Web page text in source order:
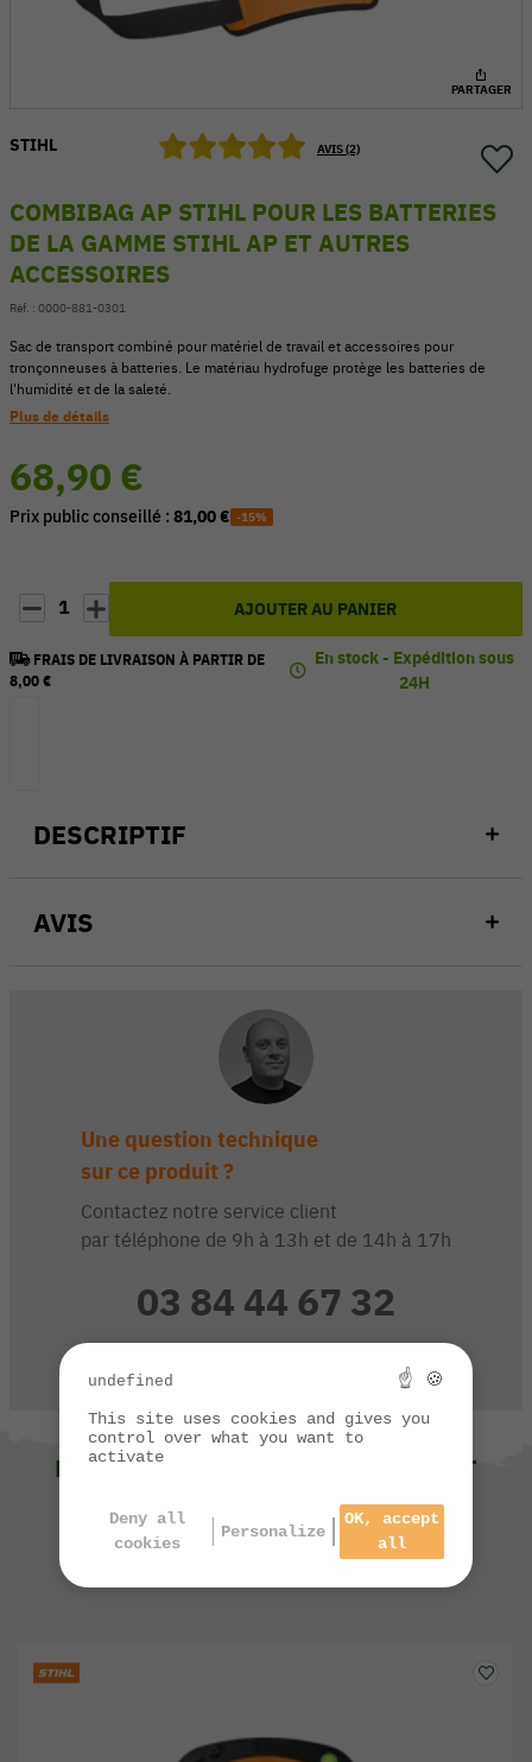
V
PARTAGER
DESCRIPTIF
AVIS
STIHL AVIS (2)
COMBIBAG AP STIHL POUR LES BATTERIES
DE LA GAMME STIHL AP ET AUTRES
ACCESSOIRES
Réf. : 0000-881-0301
Sac de transport combiné pour matériel de travail et accessoires pour
tronçonneuses à batteries. Le matériau hydrofuge protège les batteries de
l'humidité et de la saleté.
Plus de détails
68,90 €
Prix public conseillé : 81,00 € -15%
1 AJOUTER AU PANIER
FRAIS DE LIVRAISON À PARTIR DE
8,00 €
En stock - Expédition sous
24H
Une question technique
sur ce produit ?
Contactez notre service client
par téléphone de 9h à 13h et de 14h à 17h
03 84 44 67 32
NOUS VOUS SUGGÉRONS ÉGALEMENT
undefined ☝ 🍪
This site uses cookies and gives you
control over what you want to
activate
Deny all
cookies
Personalize
OK, accept
all